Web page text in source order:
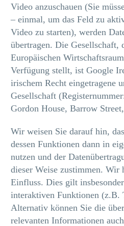
Video anzuschauen (Sie
– einmal, um das Feld zu
Video zu starten), werden
übertragen. Die Gesellschaft,
Europäischen
Verfügung stellt, ist Google
irischem Recht eingetragene
Gesellschaft
Gordon House, Barrow
Wir weisen Sie darauf hin,
dessen Funktionen dann in
nutzen und der
dieser Weise zustimmen. Wir
Einfluss. Dies gilt
interaktiven Funktionen (z.B.
Alternativ können Sie die
relevanten Informationen